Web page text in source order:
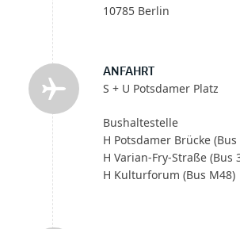
10785 Berlin
ANFAHRT
S + U Potsdamer Platz
Bushaltestelle
H Potsdamer Brücke (Bus
H Varian-Fry-Straße (Bus
H Kulturforum (Bus M48)